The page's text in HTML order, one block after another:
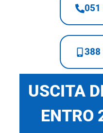
051
388
USCITA
ENTRO